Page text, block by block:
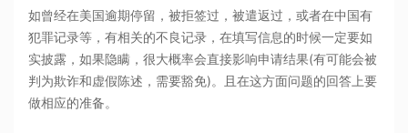
如曾经在美国逾期停留，被拒签过，被遣返过，或者在中国有
犯罪记录等，有相关的不良记录，在填写信息的时候一定要如
实披露，如果隐瞒，很大概率会直接影响申请结果(有可能会被
判为欺诈和虚假陈述，需要豁免)。且在这方面问题的回答上要
做相应的准备。